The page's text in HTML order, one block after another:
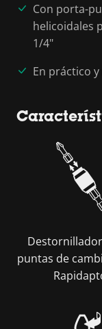
Con porta-
helicoidales
1/4"
En práctico
puntas de